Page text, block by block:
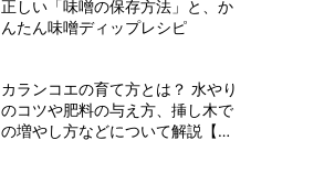
正しい「味噌の保存方法」と、か
んたん味噌ディップレシピ
カランコエの育て方とは？ 水やり
のコツや肥料の与え方、挿し木で
の増やし方などについて解説【カ